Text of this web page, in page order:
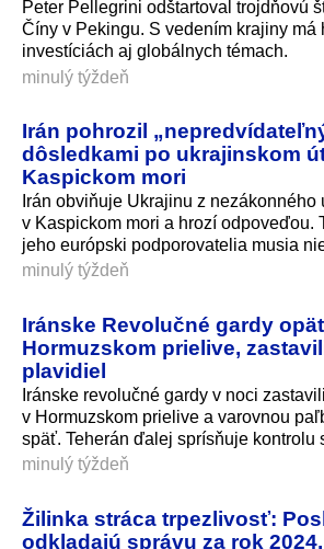
Peter Pellegrini odštartoval trojdňovú
Číny v Pekingu. S vedením krajiny má
investíciách aj globálnych témach.
minulý týždeň
Irán pohrozil
dôsledkami po ukrajinskom
Kaspickom mori
Irán obviňuje Ukrajinu z nezákonného
v Kaspickom mori a hrozí odpoveďou.
jeho európski podporovatelia musia
minulý týždeň
Iránske Revolučné gardy
Hormuzskom prielive,
plavidiel
Iránske revolučné gardy v noci
v Hormuzskom prielive a varovnou
späť. Teherán ďalej sprísňuje kontrolu
minulý týždeň
Žilinka stráca trpezlivosť:
odkladajú správu za rok